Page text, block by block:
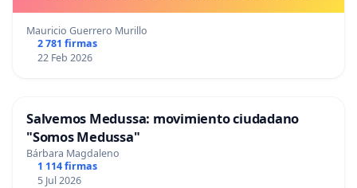
Mauricio Guerrero Murillo
2 781 firmas
22 Feb 2026
Salvemos Medussa: movimiento ciudadano
"Somos Medussa"
Bárbara Magdaleno
1 114 firmas
5 Jul 2026